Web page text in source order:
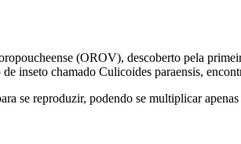
(OROV), descoberto pela
inseto chamado Culicoides paraensis,
se reproduzir, podendo se multiplicar